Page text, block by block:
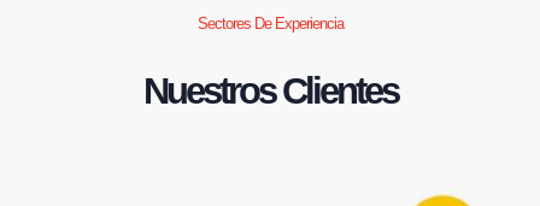
Sectores De Experiencia
Nuestros Clientes